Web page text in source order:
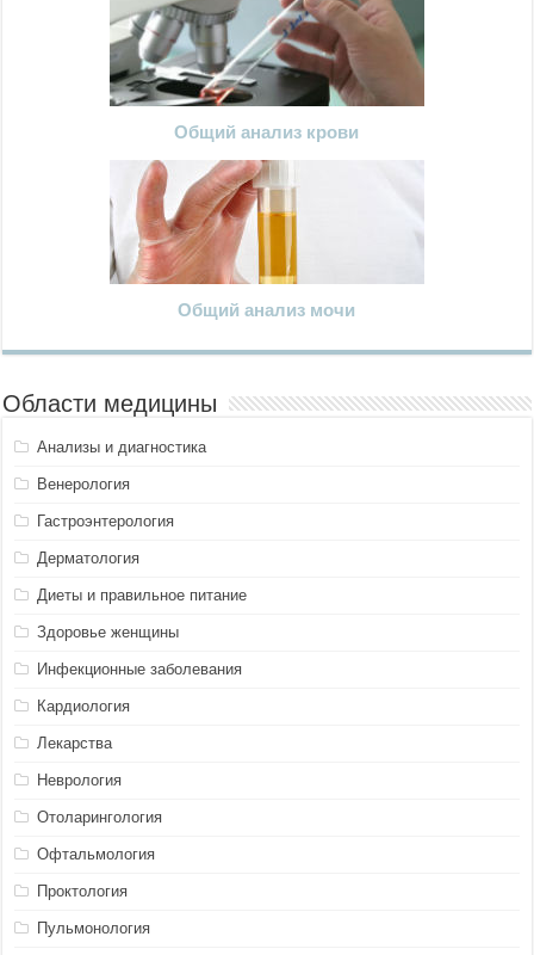
Общий анализ крови
Общий анализ мочи
Области медицины
Анализы и диагностика
Венерология
Гастроэнтерология
Дерматология
Диеты и правильное питание
Здоровье женщины
Инфекционные заболевания
Кардиология
Лекарства
Неврология
Отоларингология
Офтальмология
Проктология
Пульмонология